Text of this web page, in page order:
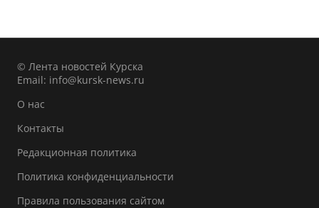
© Лента новостей Курска
Email: info@kursk-news.ru
О нас
Контакты
Редакционная политика
Политика конфиденциальности
Правила пользования сайтом